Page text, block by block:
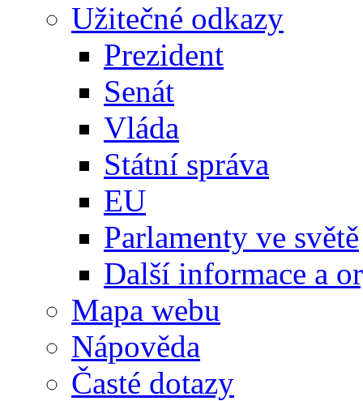
Užitečné odkazy
Prezident
Senát
Vláda
Státní správa
EU
Parlamenty ve světě
Další informace a
Mapa webu
Nápověda
Časté dotazy